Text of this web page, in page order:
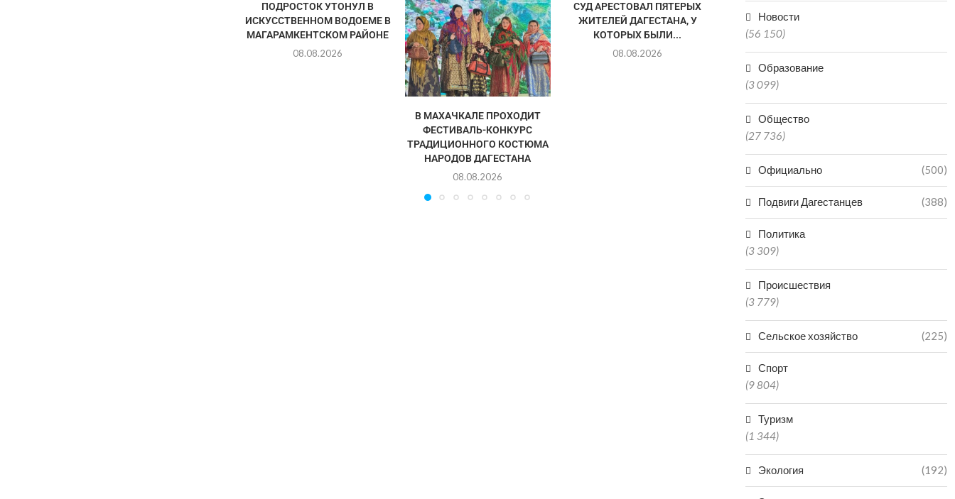
ПОДРОСТОК УТОНУЛ В
ИСКУССТВЕННОМ ВОДОЕМЕ В
МАГАРАМКЕНТСКОМ РАЙОНЕ
08.08.2026
В МАХАЧКАЛЕ ПРОХОДИТ
ФЕСТИВАЛЬ-КОНКУРС
ТРАДИЦИОННОГО КОСТЮМА
НАРОДОВ ДАГЕСТАНА
08.08.2026
СУД АРЕСТОВАЛ ПЯТЕРЫХ
ЖИТЕЛЕЙ ДАГЕСТАНА, У
КОТОРЫХ БЫЛИ...
08.08.2026
В КАСПИЙСКЕ ПРОХОДИТ
ДАГЕСТАНСКАЯ НЕДЕЛЯ
МОДЫ
Новости
(56 150)
Образование
(3 099)
Общество
(27 736)
Официально (500)
Подвиги Дагестанцев (388)
Политика
(3 309)
Происшествия
(3 779)
Сельское хозяйство (225)
Спорт
(9 804)
Туризм
(1 344)
Экология (192)